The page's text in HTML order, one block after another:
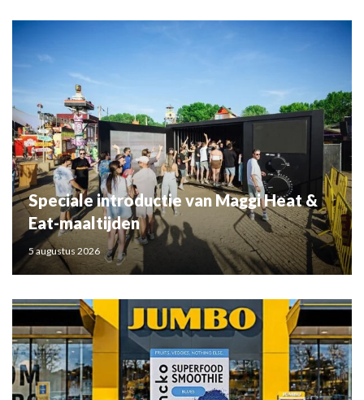
Speciale introductie van Maggi Heat &
Eat-maaltijden
5 augustus 2026